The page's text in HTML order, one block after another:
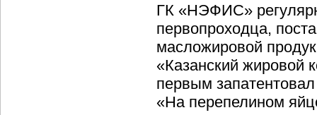
ГК «НЭФИС»
первопроходца,
масложировой
«Казанский
первым
«На перепелином